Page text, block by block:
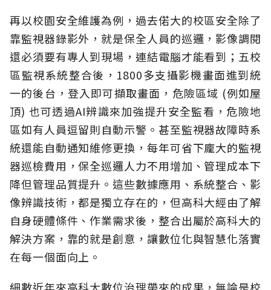
再以校園安全維護為例，過去偌大的校區安全除了
靠監視器錄影外，就是保全人員的巡邏，影像調閱
還必須要有專人到現場，連結電腦才能看到；五校
區監視系統整合後，1800多支攝影機畫面進到統
一的後台，登入即可擷取畫面，危險區域 (例如屋
頂) 也可透過AI辨識來加強提升安全監看，危險地
區如有人員逗留則自動示警。甚至監視器故障時系
統還能自動通知維修更換，每年可省下龐大的監視
器巡檢費用，保全巡邏人力不用增加、管理成本下
降但管理品質提升。這些數據應用、系統整合、影
像辨識技術，都是獨立存在的，但高科大經由了解
自身硬體條件、作業需求後，整合出屬於高科大的
解決方案，靠的就是創意，讓數位化與智慧化落實
在每一個面向上。